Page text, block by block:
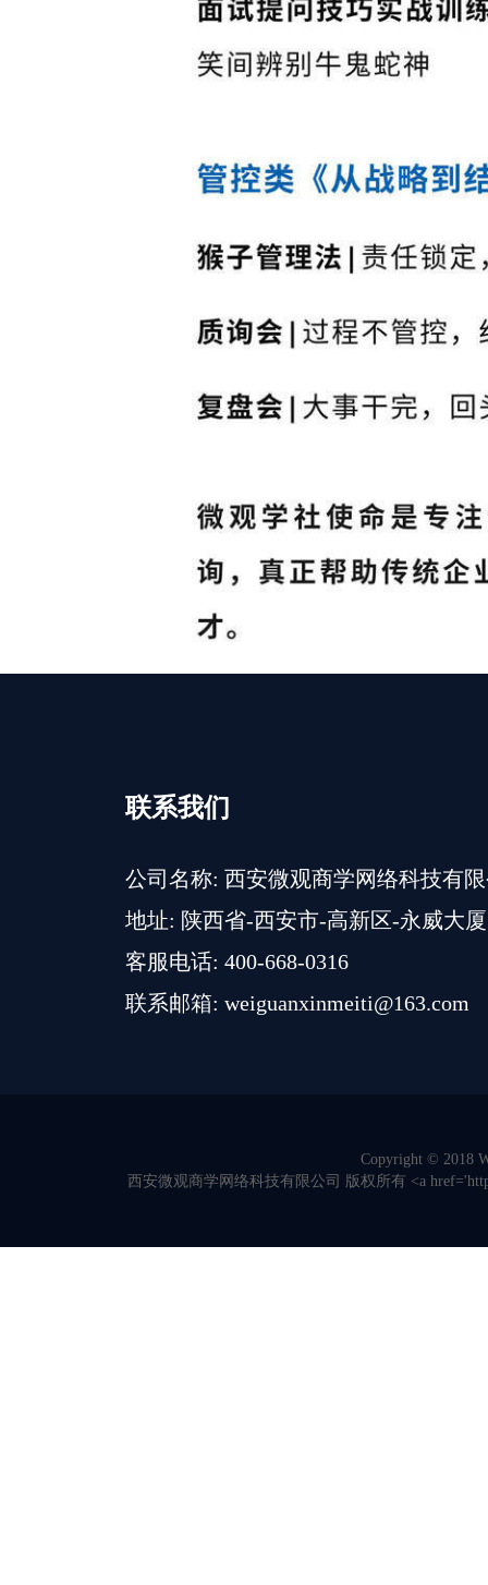
联系我们
公司名称: 西安微观商学网络科技有
地址: 陕西省-西安市-高新区-永威大
客服电话: 400-668-0316
联系邮箱: weiguanxinmeiti@163.com
Copyright © 2018
西安微观商学网络科技有限公司 版权所有 <a